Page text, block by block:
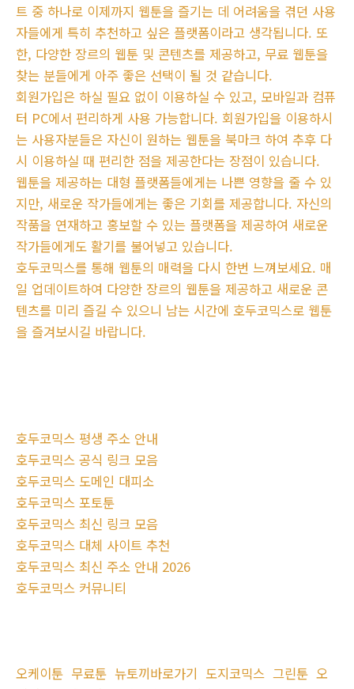
트 중 하나로 이제까지 웹툰을 즐기는 데 어려움을 겪던 사용
자들에게 특히 추천하고 싶은 플랫폼이라고 생각됩니다. 또
한, 다양한 장르의 웹툰 및 콘텐츠를 제공하고, 무료 웹툰을
찾는 분들에게 아주 좋은 선택이 될 것 같습니다.
회원가입은 하실 필요 없이 이용하실 수 있고, 모바일과 컴퓨
터 PC에서 편리하게 사용 가능합니다. 회원가입을 이용하시
는 사용자분들은 자신이 원하는 웹툰을 북마크 하여 추후 다
시 이용하실 때 편리한 점을 제공한다는 장점이 있습니다.
웹툰을 제공하는 대형 플랫폼들에게는 나쁜 영향을 줄 수 있
지만, 새로운 작가들에게는 좋은 기회를 제공합니다. 자신의
작품을 연재하고 홍보할 수 있는 플랫폼을 제공하여 새로운
작가들에게도 활기를 불어넣고 있습니다.
호두코믹스를 통해 웹툰의 매력을 다시 한번 느껴보세요. 매
일 업데이트하여 다양한 장르의 웹툰을 제공하고 새로운 콘
텐츠를 미리 즐길 수 있으니 남는 시간에 호두코믹스로 웹툰
을 즐겨보시길 바랍니다.
호두코믹스 평생 주소 안내
호두코믹스 공식 링크 모음
호두코믹스 도메인 대피소
호두코믹스 포토툰
호두코믹스 최신 링크 모음
호두코믹스 대체 사이트 추천
호두코믹스 최신 주소 안내 2026
호두코믹스 커뮤니티
오케이툰 무료툰 뉴토끼바로가기 도지코믹스 그린툰 오